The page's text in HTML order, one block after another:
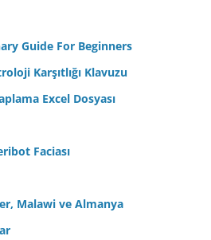
Guide For Beginners
Karşıtlığı Klavuzu
Excel Dosyası
Faciası
Malawi ve Almanya